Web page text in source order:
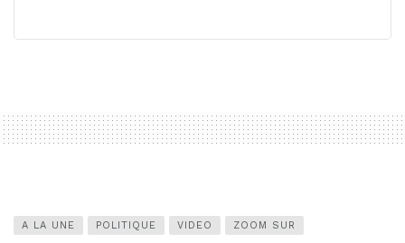
A LA UNE POLITIQUE VIDEO ZOOM SUR